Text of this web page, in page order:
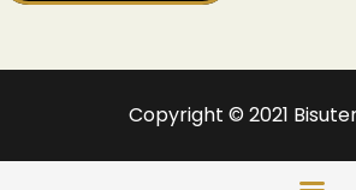
Copyright © 2021